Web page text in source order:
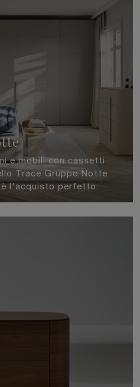
e mobili con cassetti
Trace Gruppo Notte
l'acquisto perfetto.